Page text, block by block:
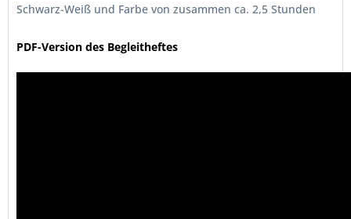
Schwarz-Weiß und Farbe von zusammen ca. 2,5 Stunden
PDF-Version des Begleitheftes